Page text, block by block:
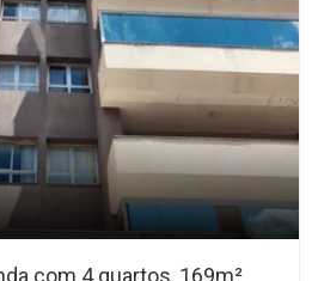
com 4 quartos, 169m²